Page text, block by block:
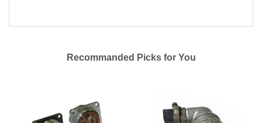
Recommanded Picks for You